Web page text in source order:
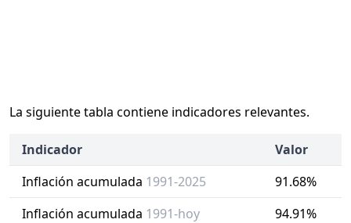
La siguiente tabla contiene indicadores relevantes.
Indicador
Valor
Inflación acumulada 1991-2025
91.68%
Inflación acumulada 1991-hoy
94.91%